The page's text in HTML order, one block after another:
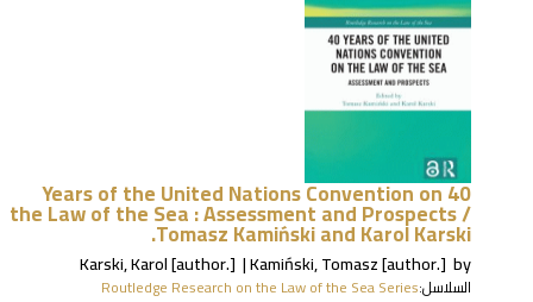
40 Years of the United Nations Convention on
the Law of the Sea : Assessment and Prospects /
Tomasz Kamiński and Karol Karski.
by
Kamiński, Tomasz[author.]
Karski, Karol[author.]
السلاسل:Routledge Research on the Law of the Sea Series